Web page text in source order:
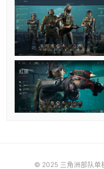
© 2025 三角洲部队单